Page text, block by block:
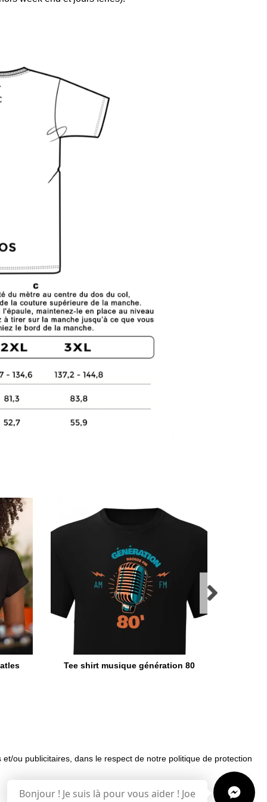
Tee shirt musique génération 80
Bonjour ! Je suis là pour vous aider ! Joe
ou publicitaires, dans le respect de notre politique de protection